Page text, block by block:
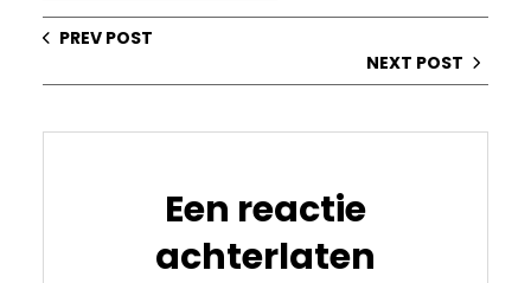
PREV POST
NEXT POST
Een reactie
achterlaten